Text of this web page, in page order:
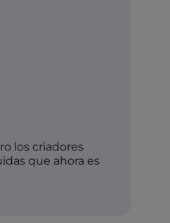
los criadores
que ahora es